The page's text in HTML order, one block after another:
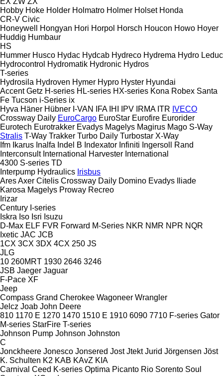
Hobby Hoke Holder Holmatro Holmer Holset Honda
CR-V Civic
Honeywell
Hongyan Hori Horpol Horsch Houcon Howo Hoyer
Huddig Humbaur
HS
Hummer Husco Hydac Hydcab Hydreco Hydrema Hydro Leduc
Hydrocontrol Hydromatik Hydronic Hydros
T-series
Hydrosila Hydroven Hymer Hypro Hyster Hyundai
Accent Getz H-series HL-series HX-series Kona Robex Santa
Fe Tucson i-Series ix
Hyva Häner Hübner I-VAN IFA IHI IPV IRMA ITR IVECO
Crossway Daily EuroCargo EuroStar Eurofire Eurorider
Eurotech Eurotrakker Evadys Magelys Magirus Mago S-Way
Stralis T-Way Trakker Turbo Daily Turbostar X-Way
Ifm Ikarus Inalfa Indel B Indexator Infiniti Ingersoll Rand
Interconsult International Harvester International
4300 S-series TD
Interpump Hydraulics Irisbus
AresAxer Citelis Crossway Daily Domino Evadys
Iliade
Karosa Magelys Proway Recreo
Irizar
Century I-series
Iskra Iso Isri Isuzu
D-Max ELF FVR Forward M-Series NKR NMR NPR NQR
Ixetic JAC JCB
1CX 3CX 3DX 4CX 250 JS
JLG
10 260MRT 1930 2646 3246
JSB Jaeger Jaguar
F-Pace XF
Jeep
Compass Grand Cherokee Wagoneer Wrangler
Jelcz Joab John Deere
810 1170 E 1270 1470 1510 E 1910 6090 7710 F-series Gator
M-series StarFire T-series
Johnson Pump Johnson Johnston
C
Jonckheere Jonesco Jonsered Jost Jtekt Jurid Jörgensen Jöst
K. Schulten K2 KAB KAvZ KIA
Carnival Ceed K-series Optima Picanto Rio Sorento Soul